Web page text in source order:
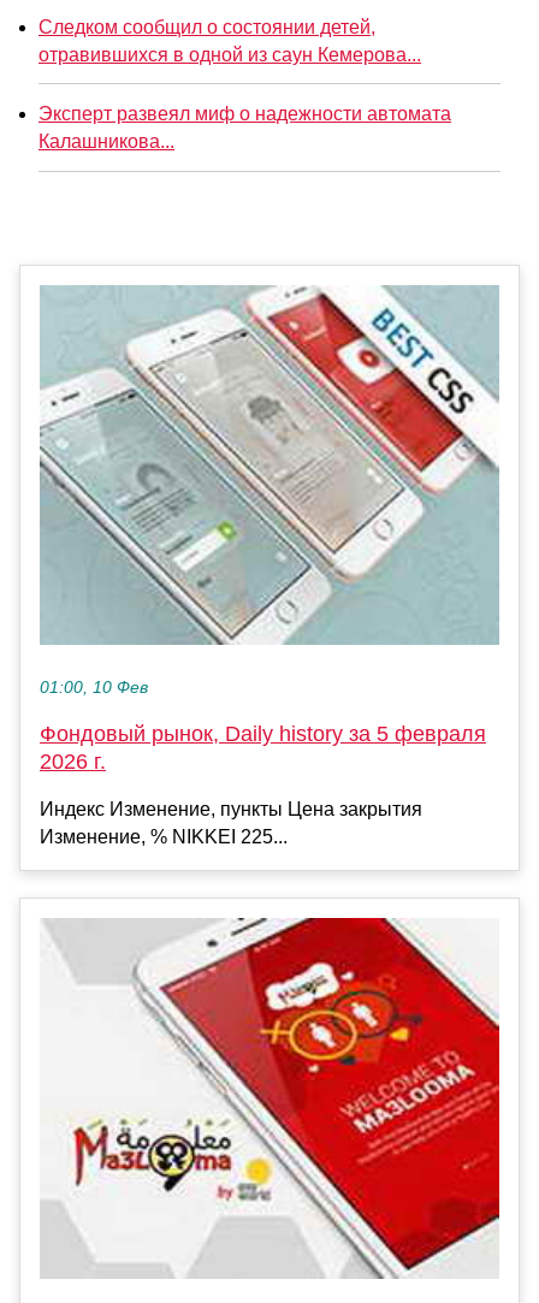
Следком сообщил о состоянии детей,
отравившихся в одной из саун Кемерова...
Эксперт развеял миф о надежности автомата
Калашникова...
01:00, 10 Фев
Фондовый рынок, Daily history за 5 февраля
2026 г.
Индекс Изменение, пункты Цена закрытия
Изменение, % NIKKEI 225...